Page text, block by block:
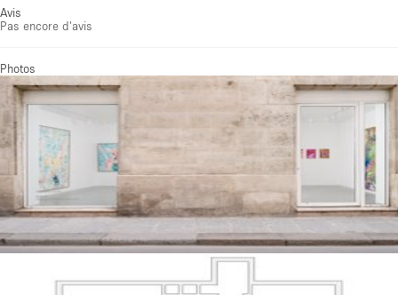
Avis
Pas encore d'avis
Photos